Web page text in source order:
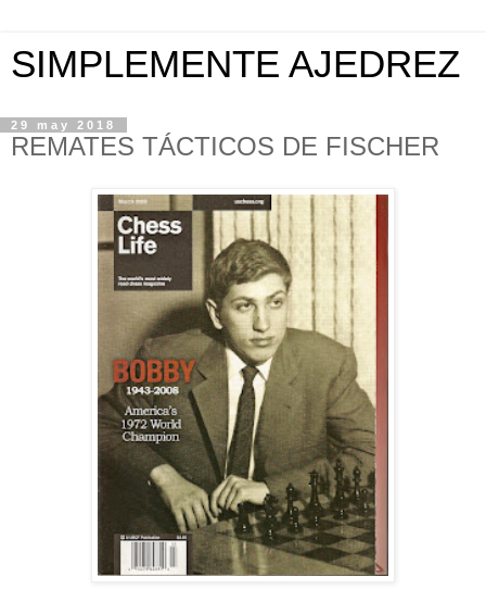
SIMPLEMENTE AJEDREZ
29 may 2018
REMATES TÁCTICOS DE FISCHER